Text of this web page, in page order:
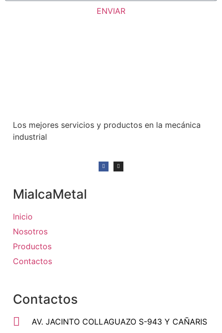
ENVIAR
Los mejores servicios y productos en la mecánica
industrial
MialcaMetal
Inicio
Nosotros
Productos
Contactos
Contactos
AV. JACINTO COLLAGUAZO S-943 Y CAÑARIS